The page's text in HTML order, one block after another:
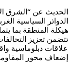
الحديث عن “الشرق
الدوائر السياسية
هيكلة المنطقة بما
تتضمن تعزيز
علاقات دبلوماسية
إضعاف محور